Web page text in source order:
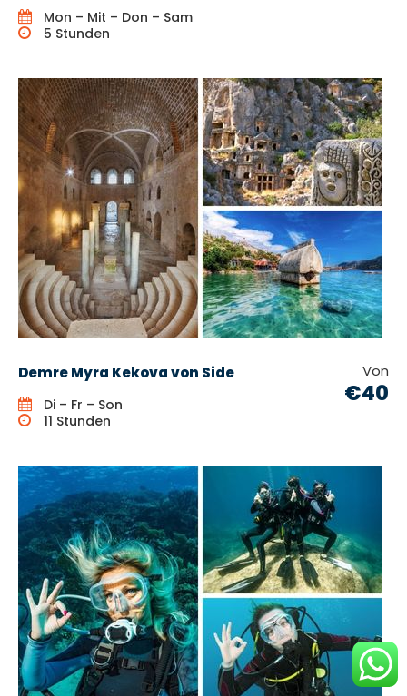
Mon – Mit – Don – Sam
5 Stunden
Demre Myra Kekova von Side Von
€40
Di – Fr – Son
11 Stunden